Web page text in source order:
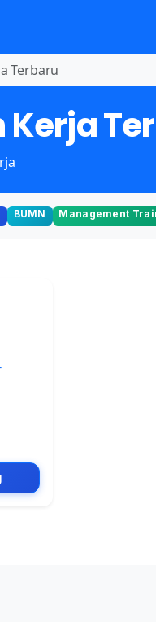
Terbaru
Kerja
BUMN Management